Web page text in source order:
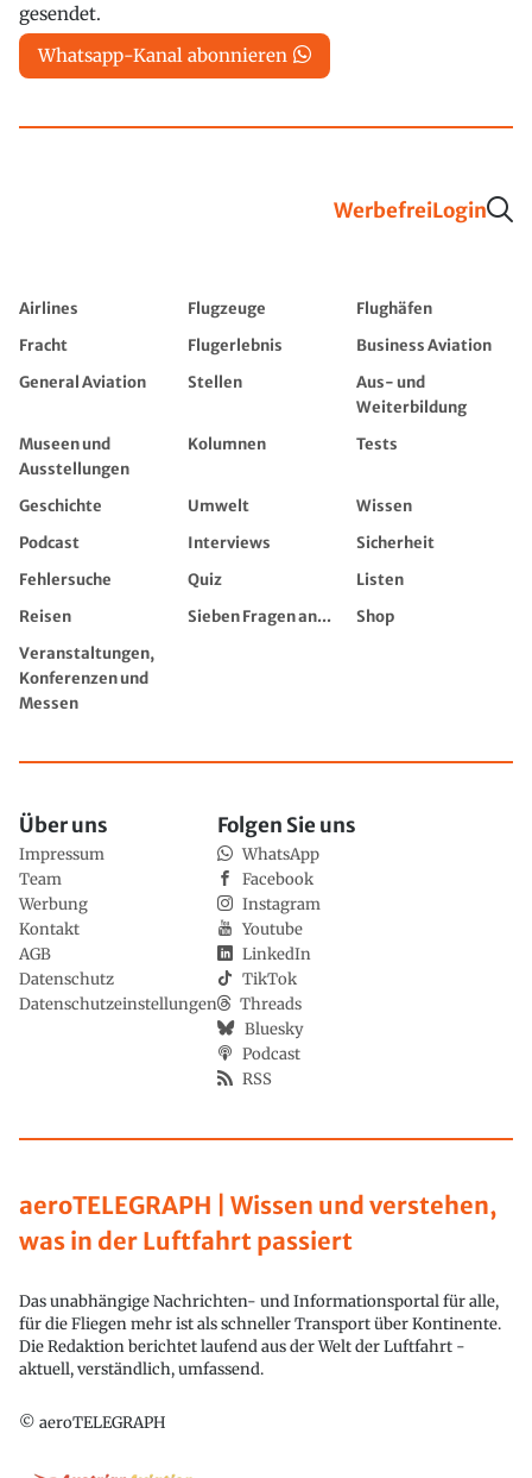
gesendet.
Whatsapp-Kanal abonnieren
WerbefreiLogin
Airlines Flugzeuge
Flughäfen
Fracht
Flugerlebnis
Business Aviation
General Aviation
Stellen
Aus- und
Weiterbildung
Museen und
Ausstellungen
Kolumnen Tests
Geschichte Umwelt
Wissen
Podcast
Interviews
Sicherheit
Fehlersuche
Quiz
Listen
Reisen
Sieben Fragen an...
Shop
Veranstaltungen,
Konferenzen und
Messen
aeroTELEGRAPH | Wissen und verstehen,
was in der Luftfahrt passiert
Das unabhängige Nachrichten- und Informationsportal für alle,
für die Fliegen mehr ist als schneller Transport über Kontinente.
Die Redaktion berichtet laufend aus der Welt der Luftfahrt -
aktuell, verständlich, umfassend.
© aeroTELEGRAPH
Über uns
Impressum
Team
Werbung
Kontakt
AGB
Datenschutz
Datenschutzeinstellungen
Folgen Sie uns
WhatsApp
Facebook
Instagram
Youtube
LinkedIn
TikTok
Threads
Bluesky
Podcast
RSS